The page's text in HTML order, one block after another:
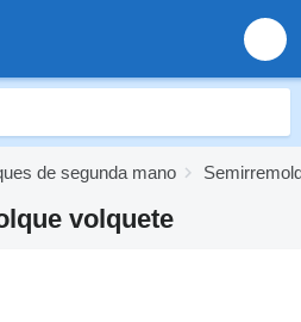
de segunda mano
volquete